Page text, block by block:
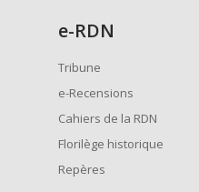
e-RDN
Tribune
e-Recensions
Cahiers de la RDN
Florilège historique
Repères